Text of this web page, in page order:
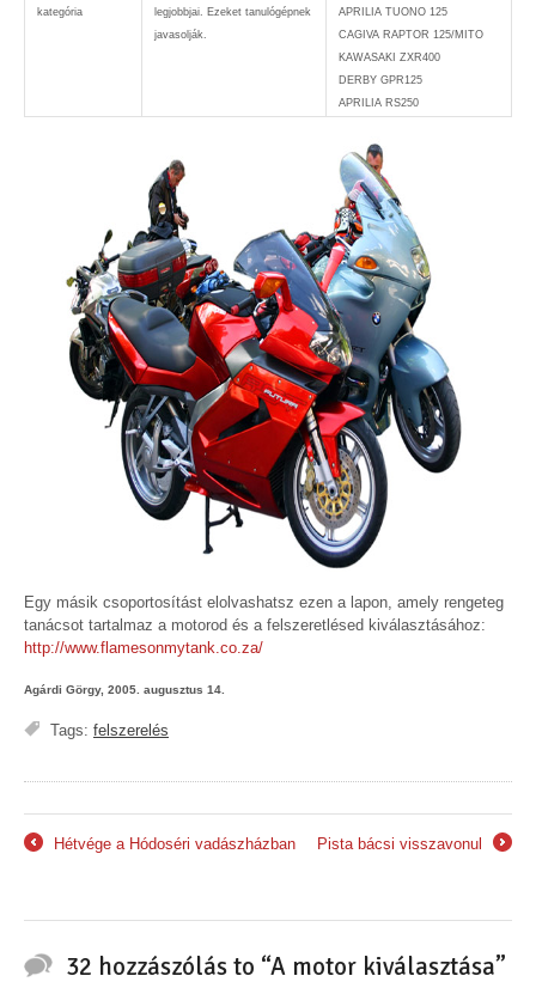
kategória
legjobbjai. Ezeket tanulógépnek
javasolják.
APRILIA TUONO 125
CAGIVA RAPTOR 125/MITO
KAWASAKI ZXR400
DERBY GPR125
APRILIA RS250
Egy másik csoportosítást elolvashatsz ezen a lapon, amely rengeteg
tanácsot tartalmaz a motorod és a felszeretlésed kiválasztásához:
http://www.flamesonmytank.co.za/
Agárdi Görgy, 2005. augusztus 14.
Tags: felszerelés
Hétvége a Hódoséri vadászházban
Pista bácsi visszavonul
32 hozzászólás to “A motor kiválasztása”